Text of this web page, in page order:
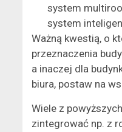
system
system
Ważną kwestią, o
przeznaczenia
a inaczej dla
biura, postaw na
Wiele z
zintegrować np. z